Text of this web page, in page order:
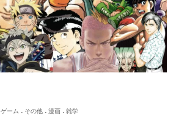
ゲーム . その他. 漫画. 雑学